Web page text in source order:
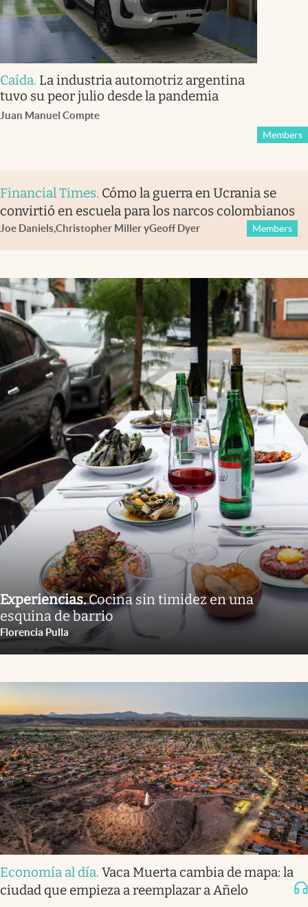
Caída. La industria automotriz argentina
tuvo su peor julio desde la pandemia
Juan Manuel Compte
Members
Financial Times. Cómo la guerra en Ucrania se
convirtió en escuela para los narcos colombianos
Joe Daniels,Christopher MilleryGeoff Dyer Members
Experiencias.Cocina sin timidez en una
esquina de barrio
Florencia Pulla
Economía al día. Vaca Muerta cambia de mapa: la
ciudad que empieza a reemplazar a Añelo